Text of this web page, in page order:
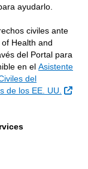
ayudarlo.
civiles ante
Health and
del Portal para
en el Asistente
del
de los EE. UU.